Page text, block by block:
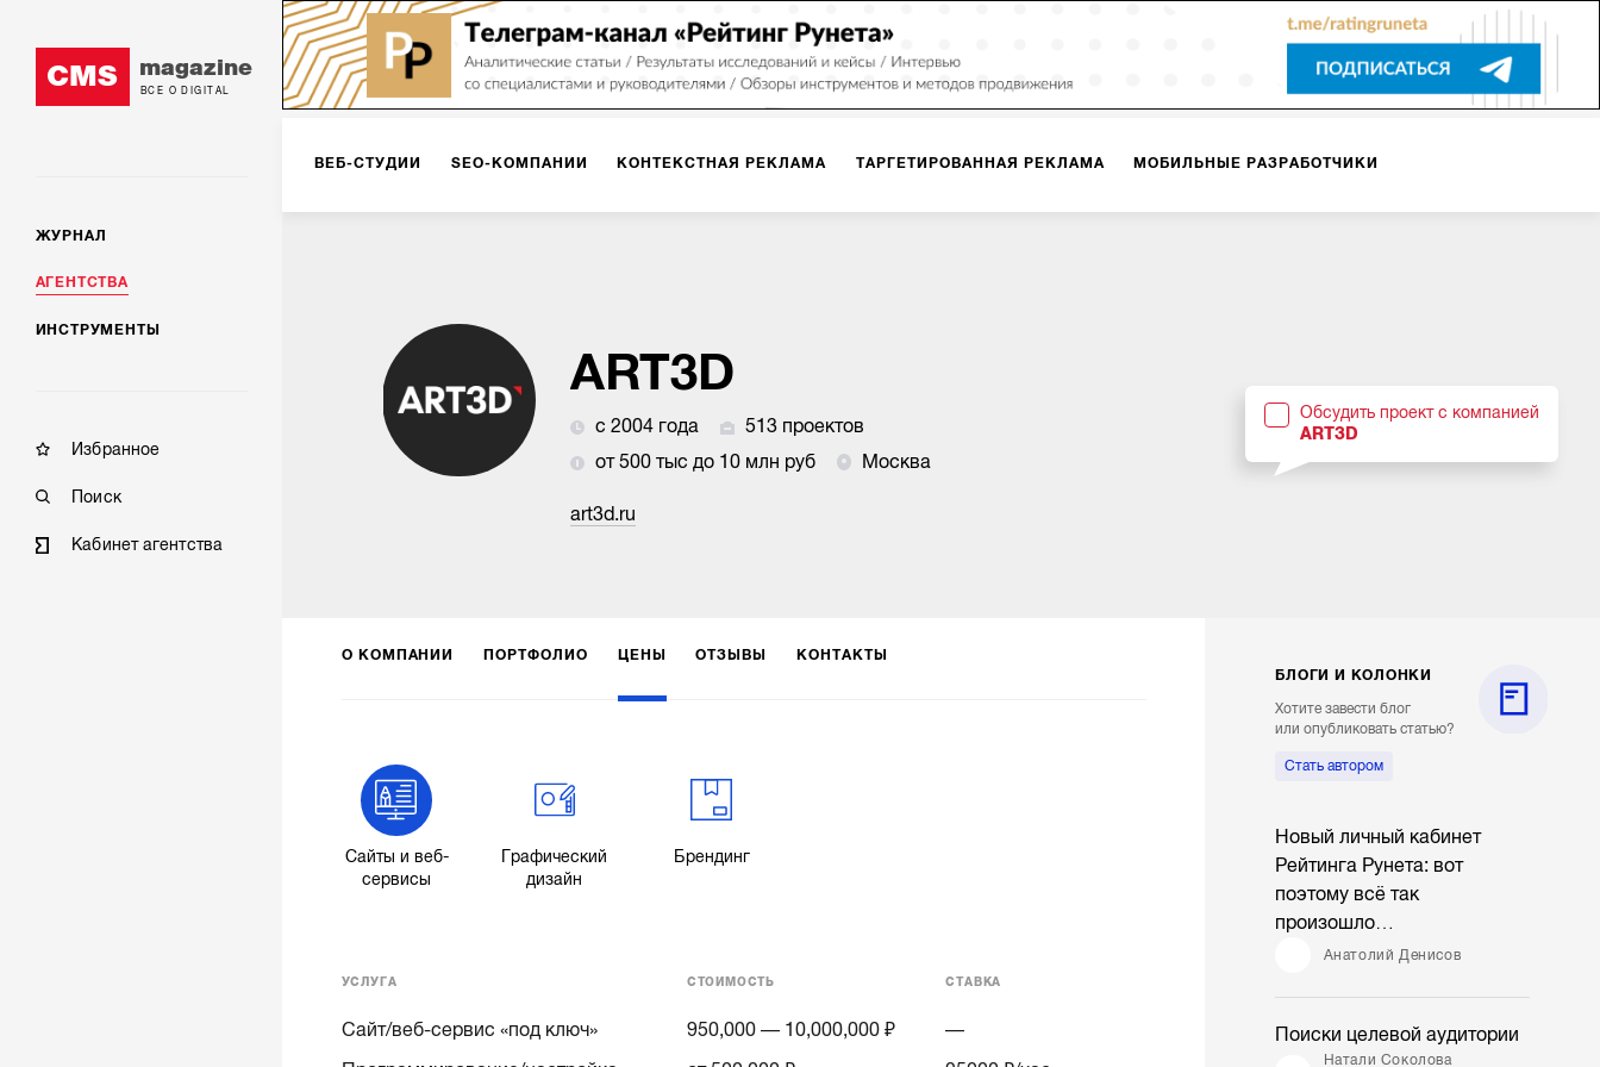
CMS magazine
ВСЕ О DIGITAL
ЖУРНАЛ
АГЕНТСТВА
ИНСТРУМЕНТЫ
Избранное
Поиск
Кабинет агентства
ВЕБ-СТУДИИ SEO-КОМПАНИИ КОНТЕКСТНАЯ РЕКЛАМА ТАРГЕТИРОВАННАЯ РЕКЛАМА МОБИЛЬНЫЕ РАЗРАБОТЧИКИ
РЕКЛАМА НА ИНТЕРНЕТ-ПЛОЩАДКАХ РАБОТА С МАРКЕТПЛЕЙСАМИ
КОНСАЛТИНГ
ART3D
с 2004 года
513 проектов
от 500 тыс до 10 млн руб
Москва
art3d.ru
Обсудить проект с компанией
ART3D
О КОМПАНИИ ПОРТФОЛИО ЦЕНЫ ОТЗЫВЫ КОНТАКТЫ
Сайты и веб-
сервисы
Графический
дизайн
Брендинг
УСЛУГА СТОИМОСТЬ СТАВКА
Сайт/веб-сервис «под ключ» 950,000 — 10,000,000 ₽
—
БЛОГИ И КОЛОНКИ
Хотите завести блог
или опубликовать статью?
Стать автором
Новый личный кабинет
Рейтинга Рунета: вот
поэтому всё так
произошло…
Анатолий Денисов
Поиски целевой аудитории
Натали Соколова